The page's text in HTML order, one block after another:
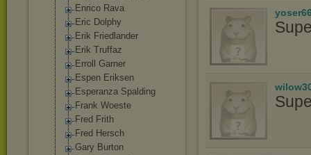
Enrico Rava
Eric Dolphy
Erik Friedlander
Erik Truffaz
Erroll Garner
Espen Eriksen
Esperanza Spalding
Frank Woeste
Fred Frith
Fred Hersch
Gary Burton